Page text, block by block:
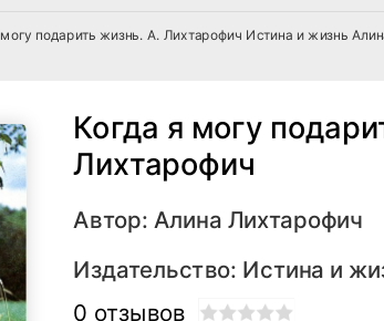
могу подарить жизнь. А. Лихтарофич Истина и жизнь
Когда я могу
Лихтарофич
Автор: Алина Лихтарофич
Издательство: Истина и
0 отзывов